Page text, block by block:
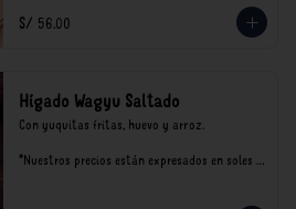
consumo.
S/ 56.00
Hígado Wagyu Saltado
Con yuquitas fritas, huevo y arroz.
*Nuestros precios están expresados en soles e